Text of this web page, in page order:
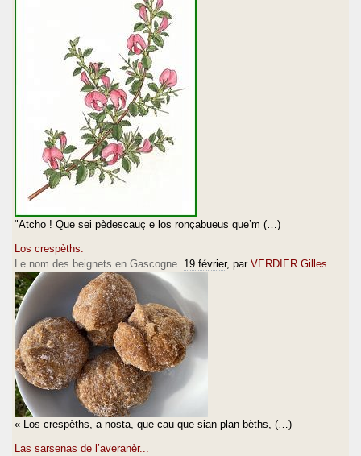
"Atcho ! Que sei pèdescauç e los ronçabueus que’m (…)
Los crespèths.
Le nom des beignets en Gascogne. 19 février, par VERDIER Gilles
« Los crespèths, a nosta, que cau que sian plan bèths, (…)
Las sarsenas de l’averanèr...